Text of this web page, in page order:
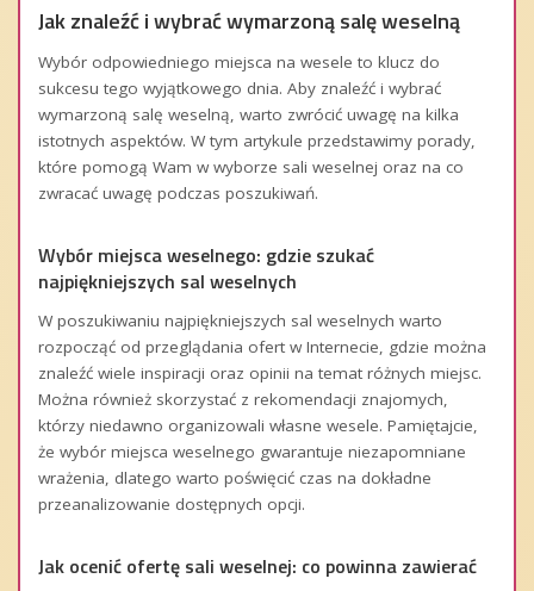
Jak znaleźć i wybrać wymarzoną salę weselną
Wybór odpowiedniego miejsca na wesele to klucz do
sukcesu tego wyjątkowego dnia. Aby znaleźć i wybrać
wymarzoną salę weselną, warto zwrócić uwagę na kilka
istotnych aspektów. W tym artykule przedstawimy porady,
które pomogą Wam w wyborze sali weselnej oraz na co
zwracać uwagę podczas poszukiwań.
Wybór miejsca weselnego: gdzie szukać
najpiękniejszych sal weselnych
W poszukiwaniu najpiękniejszych sal weselnych warto
rozpocząć od przeglądania ofert w Internecie, gdzie można
znaleźć wiele inspiracji oraz opinii na temat różnych miejsc.
Można również skorzystać z rekomendacji znajomych,
którzy niedawno organizowali własne wesele. Pamiętajcie,
że wybór miejsca weselnego gwarantuje niezapomniane
wrażenia, dlatego warto poświęcić czas na dokładne
przeanalizowanie dostępnych opcji.
Jak ocenić ofertę sali weselnej: co powinna zawierać